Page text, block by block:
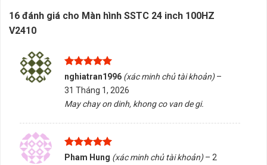
kết nối với máy tính mới và cả PC đời cũ.
làm việc hoặc phòng học.
16 đánh giá cho Màn hình SSTC 24 inch 100HZ
V2410
Được xếp
hạng
sao
nghiatran1996 (xác minh chủ tài khoản) –
31 Tháng 1, 2026
May chay on dinh, khong co van de gi.
Được xếp
Pham Hung (xác minh chủ tài khoản) – 2